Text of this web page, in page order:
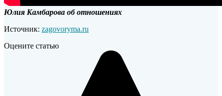
Юлия Камбарова об отношениях
Источник: zagovoryma.ru
Оцените статью